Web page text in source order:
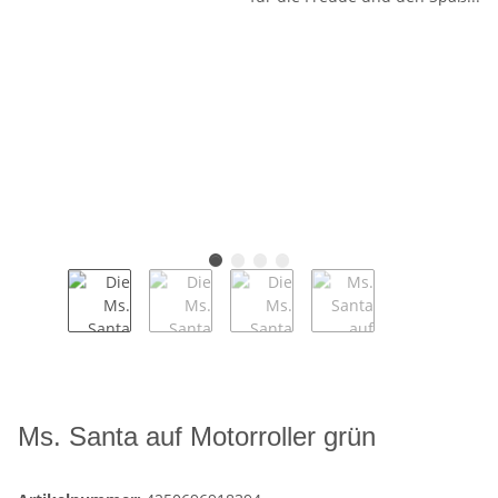
Ms. Santa auf Motorroller grün